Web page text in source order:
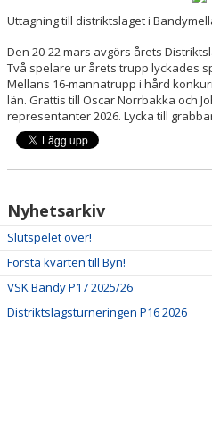
Uttagning till distriktslaget i
Den 20-22 mars avgörs årets
Två spelare ur årets trupp lyckades
Mellans 16-mannatrupp i hård
län. Grattis till Oscar Norrbakka och
representanter 2026. Lycka till
Nyhetsarkiv
Slutspelet över!
Första kvarten till Byn!
VSK Bandy P17 2025/26
Distriktslagsturneringen P16 2026